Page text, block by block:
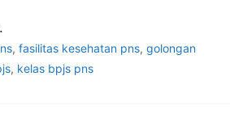
,fasilitas kesehatan pns,golongan
, kelas bpjs pns